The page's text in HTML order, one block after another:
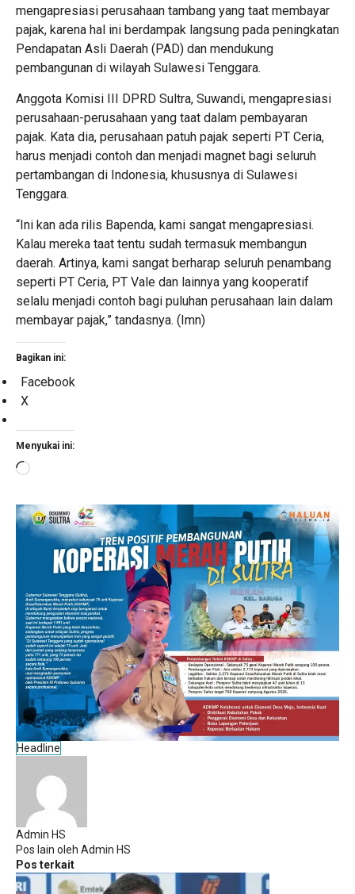
mengapresiasi perusahaan tambang yang taat membayar
pajak, karena hal ini berdampak langsung pada peningkatan
Pendapatan Asli Daerah (PAD) dan mendukung
pembangunan di wilayah Sulawesi Tenggara.
Anggota Komisi III DPRD Sultra, Suwandi, mengapresiasi
perusahaan-perusahaan yang taat dalam pembayaran
pajak. Kata dia, perusahaan patuh pajak seperti PT Ceria,
harus menjadi contoh dan menjadi magnet bagi seluruh
pertambangan di Indonesia, khususnya di Sulawesi
Tenggara.
“Ini kan ada rilis Bapenda, kami sangat mengapresiasi.
Kalau mereka taat tentu sudah termasuk membangun
daerah. Artinya, kami sangat berharap seluruh penambang
seperti PT Ceria, PT Vale dan lainnya yang kooperatif
selalu menjadi contoh bagi puluhan perusahaan lain dalam
membayar pajak,” tandasnya. (Imn)
Bagikan ini:
Facebook
X
Menyukai ini:
Memuat...
Headline
Admin HS
Pos lain oleh Admin HS
Pos terkait